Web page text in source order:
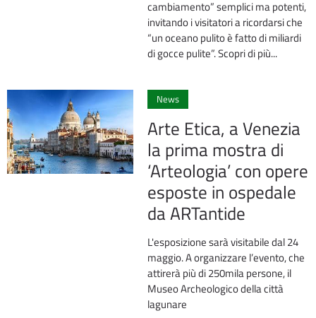
cambiamento” semplici ma potenti,
invitando i visitatori a ricordarsi che
“un oceano pulito è fatto di miliardi
di gocce pulite”. Scopri di più...
News
Arte Etica, a Venezia
la prima mostra di
‘Arteologia’ con opere
esposte in ospedale
da ARTantide
L'esposizione sarà visitabile dal 24
maggio. A organizzare l’evento, che
attirerà più di 250mila persone, il
Museo Archeologico della città
lagunare